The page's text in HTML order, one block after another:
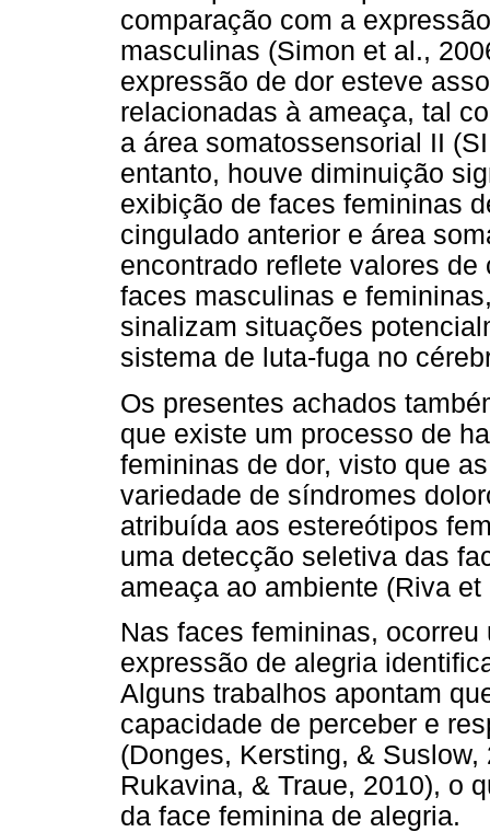
comparação com a
masculinas (Simon et al.,
expressão de dor esteve
relacionadas à ameaça, tal
a área somatossensorial II
entanto, houve diminuição
exibição de faces femininas
cingulado anterior e área
encontrado reflete valores
faces masculinas e
sinalizam situações
sistema de luta-fuga no
Os presentes achados
que existe um processo de
femininas de dor, visto que
variedade de síndromes
atribuída aos estereótipos
uma detecção seletiva das
ameaça ao ambiente (Riva et
Nas faces femininas,
expressão de alegria
Alguns trabalhos apontam
capacidade de perceber e
(Donges, Kersting, &
Rukavina, & Traue, 2010), o
da face feminina de alegria.